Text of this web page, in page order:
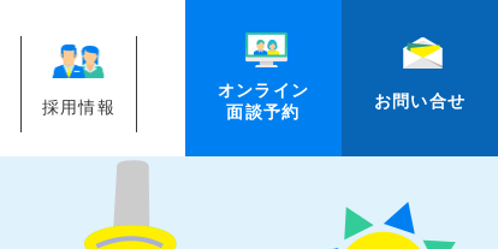
採用情報
オンライン
面談予約
お問い合せ